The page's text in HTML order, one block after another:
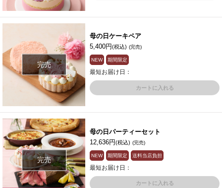
完売
母の日ケーキペア
5,400円(税込) (完売)
NEW 期間限定
最短お届け日：
カートに入れる
完売
母の日パーティーセット
12,636円(税込) (完売)
NEW 期間限定 送料当店負担
最短お届け日：
カートに入れる